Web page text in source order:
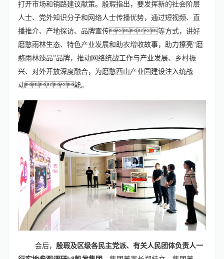
打开市场和销路建议献策。殷瑕指出，要发挥新的社会阶层
人士、党外知识分子和网络人士传播优势，通过短视频、直
播推介、产地探访、品牌宣传等方式，讲好
磨憨雨林生态、特色产业发展和助农增收故事，助力擦亮“磨
憨雨林臻品”品牌，推动网络统战工作与产业发展、乡村振
兴、对外开放深度融合，为磨憨西山产业园建设注入统战
动能。
会后， 殷瑕及区级各民主党派、有关人民团体负责人一